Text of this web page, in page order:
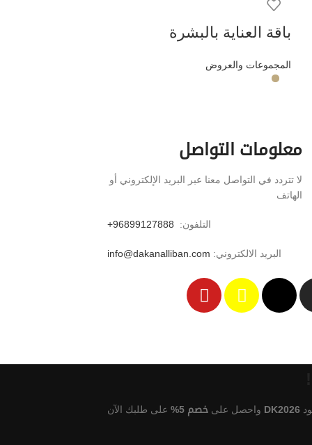
باقة العناية بالبشرة
المجموعات والعروض
معلومات التواصل
لا تتردد في التواصل معنا عبر البريد الإلكتروني أو
الهاتف
التلفون: ‏ 96899127888+
البريد الالكتروني: info@dakanalliban.com
DK2026 واحصل على خصم 5% على طلبك الآن